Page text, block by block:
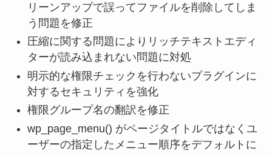
リーンアップで誤ってファイルを削除してしま
う問題を修正
圧縮に関する問題によりリッチテキストエディ
ターが読み込まれない問題に対処
明示的な権限チェックを行わないプラグインに
対するセキュリティを強化
権限グループ名の翻訳を修正
wp_page_menu() がページタイトルではなくユ
ーザーの指定したメニュー順序をデフォルトに